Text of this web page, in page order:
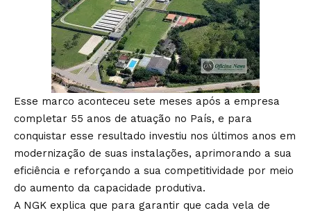
Esse marco aconteceu sete meses após a empresa
completar 55 anos de atuação no País, e para
conquistar esse resultado investiu nos últimos anos em
modernização de suas instalações, aprimorando a sua
eficiência e reforçando a sua competitividade por meio
do aumento da capacidade produtiva.
A NGK explica que para garantir que cada vela de